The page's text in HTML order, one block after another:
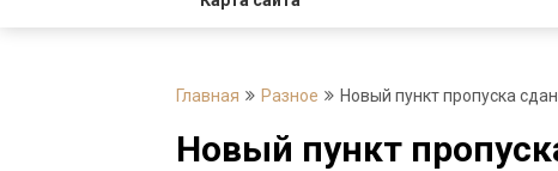
Главная Разное Новый пункт пропуска
Новый пункт